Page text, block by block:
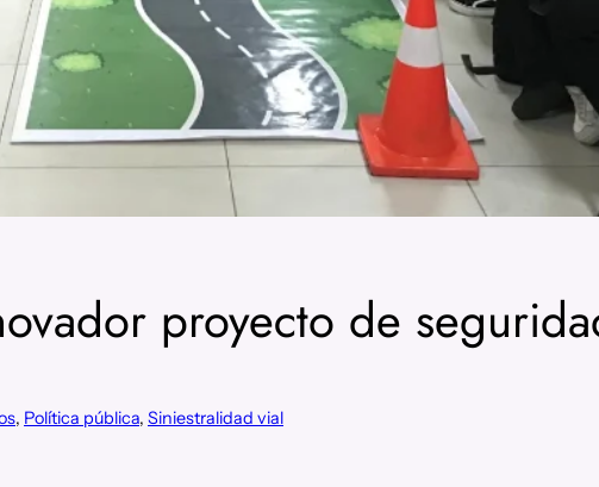
proyecto de
, Política pública, Siniestralidad vial